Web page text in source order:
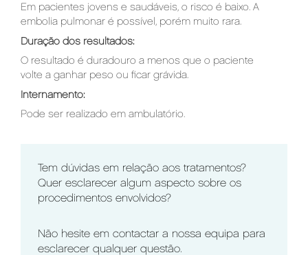
Em pacientes jovens e saudáveis, o risco é baixo. A
embolia pulmonar é possível, porém muito rara.
Duração dos resultados:
O resultado é duradouro a menos que o paciente
volte a ganhar peso ou ficar grávida.
Internamento:
Pode ser realizado em ambulatório.
Tem dúvidas em relação aos tratamentos?
Quer esclarecer algum aspecto sobre os
procedimentos envolvidos?
Não hesite em contactar a nossa equipa para
esclarecer qualquer questão.